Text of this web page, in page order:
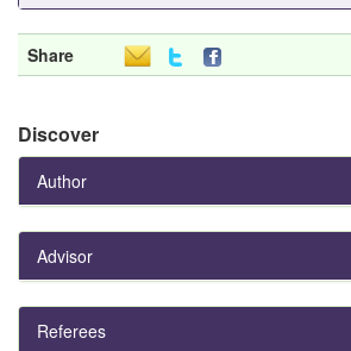
Share
Discover
Author
Advisor
Referees